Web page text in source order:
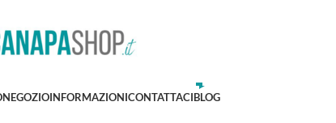
NEGOZIOINFORMAZIONICONTATTACIBLOG